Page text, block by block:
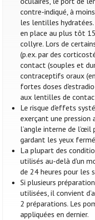
contre-indiqué, à
les lentilles
en place au plus tôt
collyre. Lors de
(p.ex. par des
contact (souples et
contraceptifs oraux
fortes doses
aux lentilles de
Le risque d'effets
exerçant une pression
l’angle interne de
gardant les yeux
La plupart des
utilisés au-delà d'un
de 24 heures pour les
Si plusieurs
utilisées, il convient
2 préparations. Les
appliquées en dernier.